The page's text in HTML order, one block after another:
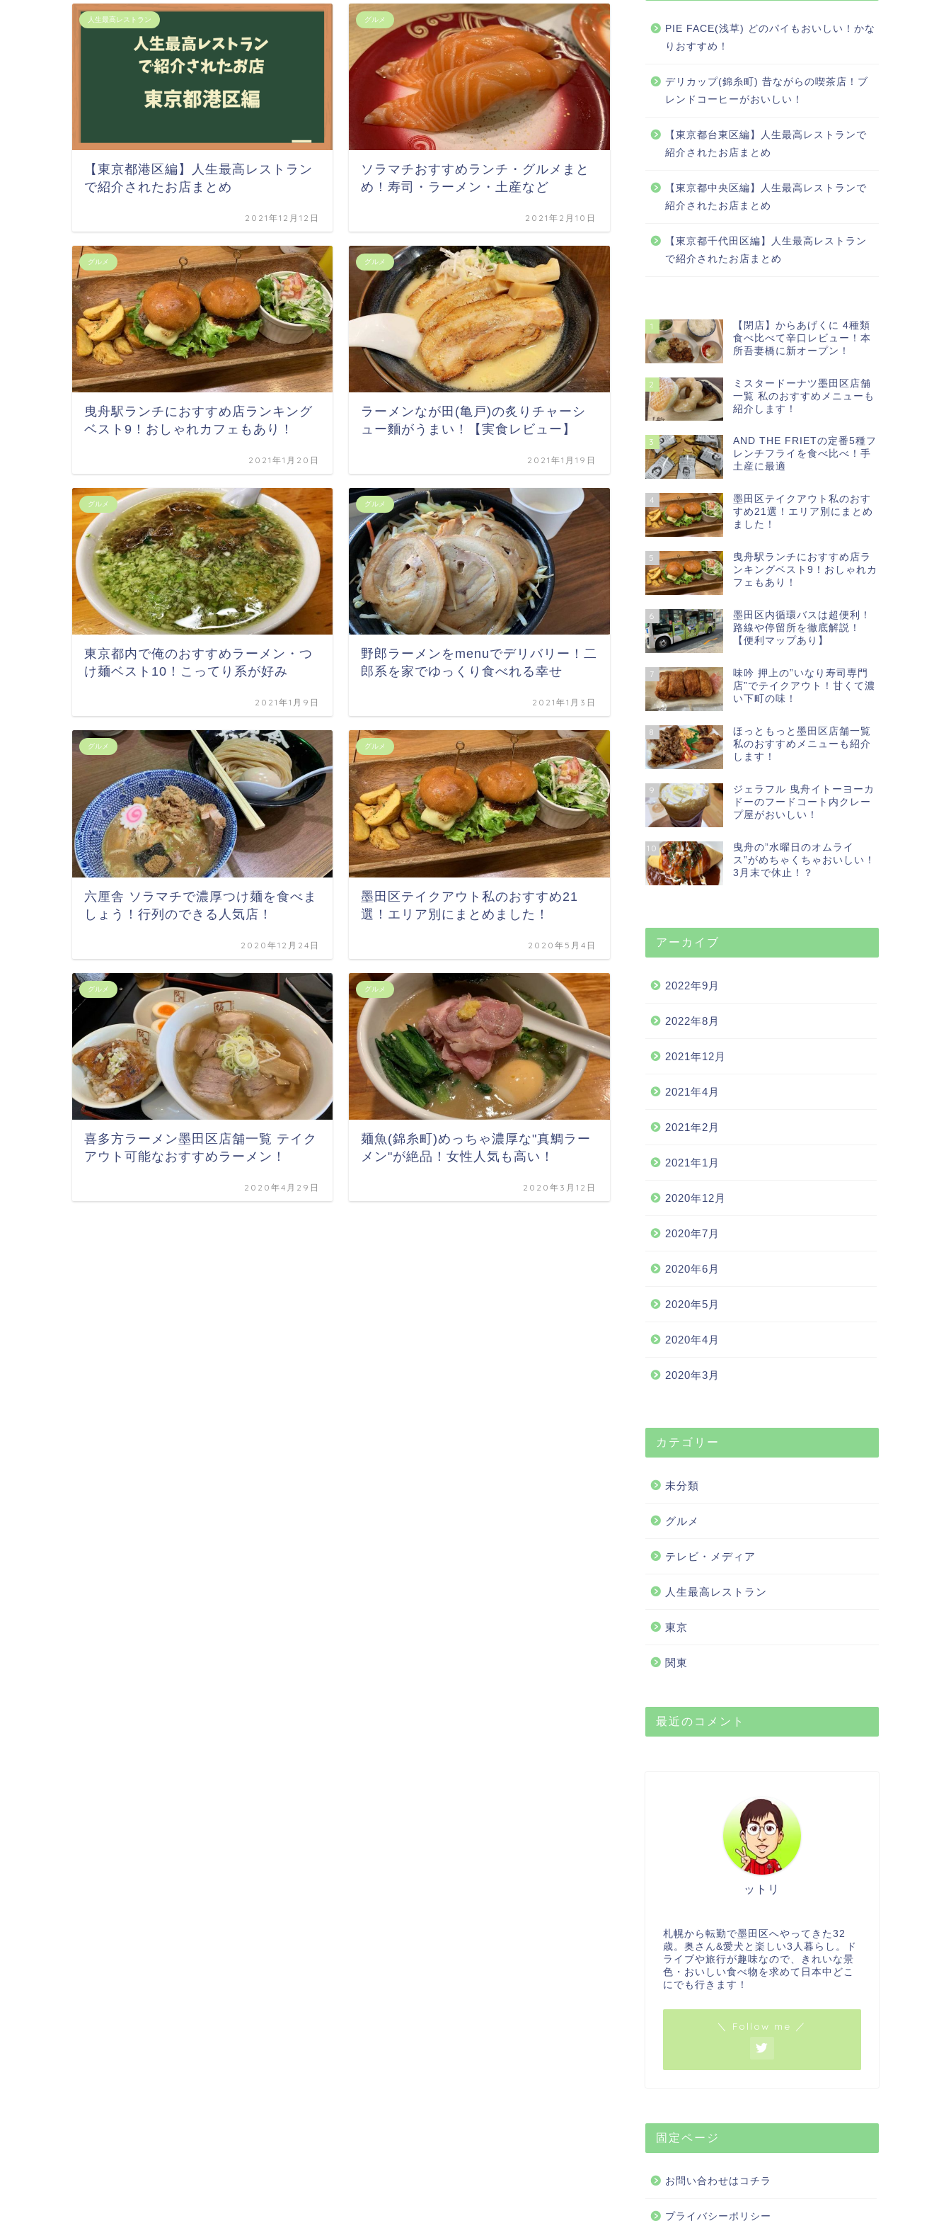
人生最高レストラン
【東京都港区編】人生最高レストラン
で紹介されたお店まとめ
2021年12月12日
グルメ
ソラマチおすすめランチ・グルメまと
め！寿司・ラーメン・土産など
2021年2月10日
グルメ
曳舟駅ランチにおすすめ店ランキング
ベスト9！おしゃれカフェもあり！
2021年1月20日
グルメ
ラーメンなが田(亀戸)の炙りチャーシ
ュー麵がうまい！【実食レビュー】
2021年1月19日
グルメ
東京都内で俺のおすすめラーメン・つ
け麺ベスト10！こってり系が好み
2021年1月9日
グルメ
野郎ラーメンをmenuでデリバリー！二
郎系を家でゆっくり食べれる幸せ
2021年1月3日
グルメ
六厘舎 ソラマチで濃厚つけ麺を食べま
しょう！行列のできる人気店！
2020年12月24日
グルメ
墨田区テイクアウト私のおすすめ21
選！エリア別にまとめました！
2020年5月4日
グルメ
喜多方ラーメン墨田区店舗一覧 テイク
アウト可能なおすすめラーメン！
2020年4月29日
グルメ
麺魚(錦糸町)めっちゃ濃厚な"真鯛ラー
メン"が絶品！女性人気も高い！
2020年3月12日
PIE FACE(浅草) どのパイもおいしい！かな
りおすすめ！
デリカップ(錦糸町) 昔ながらの喫茶店！ブ
レンドコーヒーがおいしい！
【東京都台東区編】人生最高レストランで
紹介されたお店まとめ
【東京都中央区編】人生最高レストランで
紹介されたお店まとめ
【東京都千代田区編】人生最高レストラン
で紹介されたお店まとめ
1
【閉店】からあげくに 4種類
食べ比べて辛口レビュー！本
所吾妻橋に新オープン！
2
ミスタードーナツ墨田区店舗
一覧 私のおすすめメニューも
紹介します！
3
AND THE FRIETの定番5種フ
レンチフライを食べ比べ！手
土産に最適
4
墨田区テイクアウト私のおす
すめ21選！エリア別にまとめ
ました！
5
曳舟駅ランチにおすすめ店ラ
ンキングベスト9！おしゃれカ
フェもあり！
6
墨田区内循環バスは超便利！
路線や停留所を徹底解説！
【便利マップあり】
7
味吟 押上の”いなり寿司専門
店”でテイクアウト！甘くて濃
い下町の味！
8
ほっともっと墨田区店舗一覧
私のおすすめメニューも紹介
します！
9
ジェラフル 曳舟イトーヨーカ
ドーのフードコート内クレー
プ屋がおいしい！
10
曳舟の”水曜日のオムライ
ス”がめちゃくちゃおいしい！
3月末で休止！？
アーカイブ
2022年9月
2022年8月
2021年12月
2021年4月
2021年2月
2021年1月
2020年12月
2020年7月
2020年6月
2020年5月
2020年4月
2020年3月
カテゴリー
未分類
グルメ
テレビ・メディア
人生最高レストラン
東京
関東
最近のコメント
ットリ
札幌から転勤で墨田区へやってきた32
歳。奥さん&愛犬と楽しい3人暮らし。ド
ライブや旅行が趣味なので、きれいな景
色・おいしい食べ物を求めて日本中どこ
にでも行きます！
＼ Follow me ／
固定ページ
お問い合わせはコチラ
プライバシーポリシー